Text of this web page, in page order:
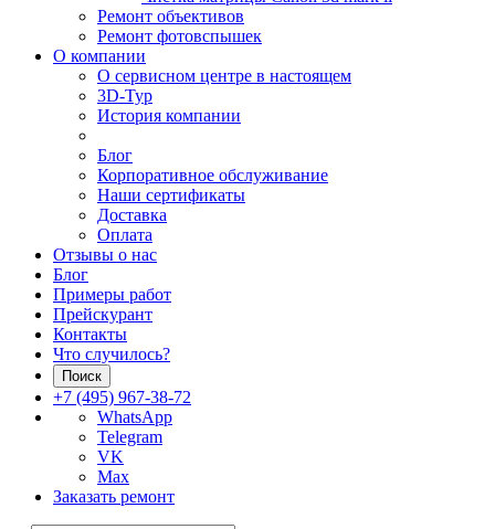
Ремонт объективов
Ремонт фотовспышек
О компании
О сервисном центре в настоящем
3D-Тур
История компании
Блог
Корпоративное обслуживание
Наши сертификаты
Доставка
Оплата
Отзывы о нас
Блог
Примеры работ
Прейскурант
Контакты
Что случилось?
Поиск
+7 (495) 967-38-72
WhatsApp
Telegram
VK
Max
Заказать ремонт